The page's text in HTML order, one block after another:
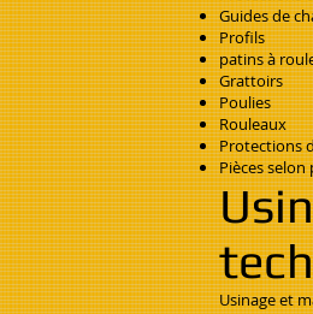
Guides de
Profils
patins à
Grattoirs
Poulies
Rouleaux
Protections
Pièces selon
Usinage et